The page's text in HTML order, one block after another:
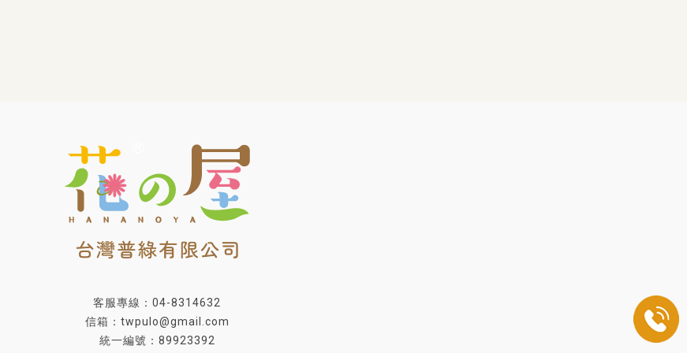
客服專線：04-8314632
信箱：twpulo@gmail.com
統一編號：89923392